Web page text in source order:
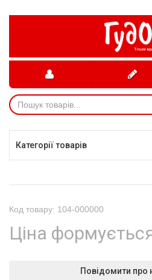
Категорії товарів
Код товару: 104-000000
Ціна
Повідомити про